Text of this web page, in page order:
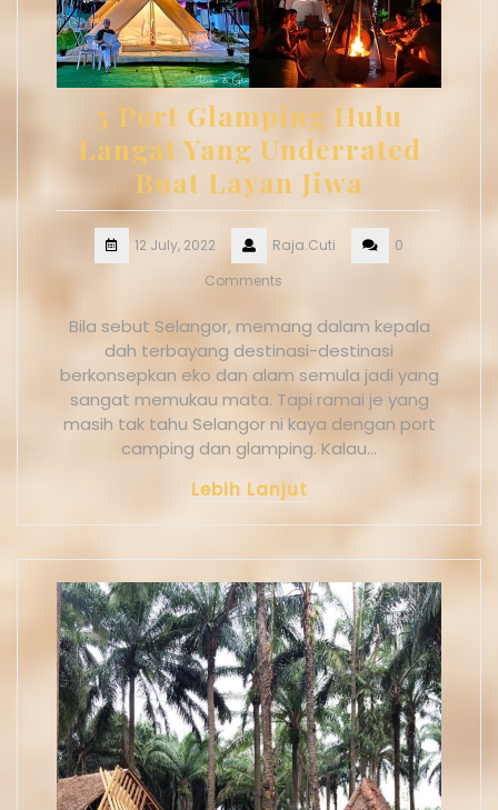
5 Port Glamping Hulu
Langat Yang Underrated
Buat Layan Jiwa
12 July, 2022 Raja.Cuti
0
Comments
Bila sebut Selangor, memang dalam kepala
dah terbayang destinasi-destinasi
berkonsepkan eko dan alam semula jadi yang
sangat memukau mata. Tapi ramai je yang
masih tak tahu Selangor ni kaya dengan port
camping dan glamping. Kalau…
Lebih Lanjut